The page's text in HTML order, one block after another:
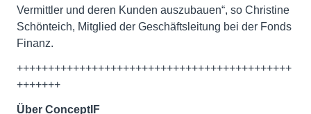
Vermittler und deren Kunden auszubauen“, so Christine
Schönteich, Mitglied der Geschäftsleitung bei der Fonds
Finanz.
++++++++++++++++++++++++++++++++++++++++++++
+++++++
Über ConceptIF